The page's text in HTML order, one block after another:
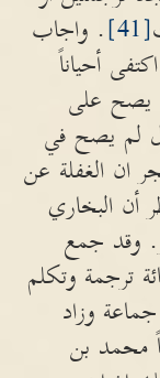
[41]
. واجاب
أحياناً
يصح على
لم يصح في
ان الغفلة عن
أن البخاري
وقد جمع
ترجمة وتكلم
وزاد
محمد بن